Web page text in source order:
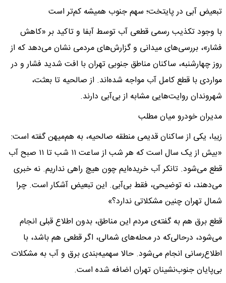
تبعیض آبی در پایتخت؛ سهم جنوب همیشه کم‌تر است
با وجود تکذیب رسمی قطعی آب توسط آبفا و تاکید بر «کاهش
فشار»، بررسی‌های میدانی و گزارش‌های مردمی نشان می‌دهد که از
روز چهارشنبه، ساکنان مناطق جنوبی تهران با افت شدید فشار و در
مواردی با قطع کامل آب مواجه شده‌اند. از صالحیه تا بعثت،
شهروندان روایت‌هایی مشابه از بی‌آبی دارند.
مدیران خودرو میان مطلب
زیبا، یکی از ساکنان قدیمی منطقه صالحیه، به هم‌میهن گفته است:
«بیش از یک سال است که هر شب از ساعت ۱۱ شب تا ۱۱ صبح آب
قطع می‌شود. تانکر آب خریده‌ایم چون هیچ راهی نداریم. نه خبری
می‌دهند، نه توضیحی، فقط بی‌آبی. این تبعیض آشکار است. چرا
شمال تهران چنین مشکلاتی ندارد؟»
قطع برق هم به گفته‌ی مردم این مناطق، بدون اطلاع قبلی انجام
می‌شود، درحالی‌که در محله‌های شمالی، اگر قطعی هم باشد، با
اطلاع‌رسانی انجام می‌شود. حالا سهمیه‌بندی برق و آب به مشکلات
بی‌پایان جنوب‌نشینان تهران اضافه شده است.